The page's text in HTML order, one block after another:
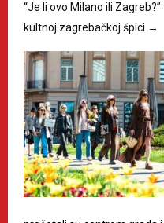
“Je li ovo Milano ili
kultnoj zagrebačkoj špici →